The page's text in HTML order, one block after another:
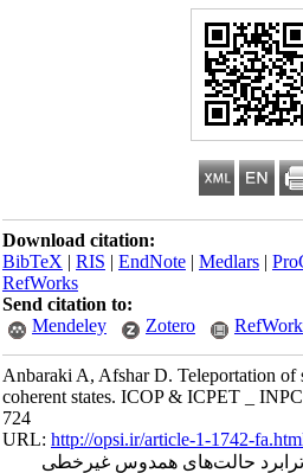
Download citation:
BibTeX|RIS|EndNote|Medlars|
RefWorks
Send citation to:
Mendeley
Zotero
Anbaraki A, Afshar D. Teleportation
coherent states. ICOP & ICPET _
724
URL:http://opsi.ir/article-1-1742-
حالت‌های همدوس غیرخطی